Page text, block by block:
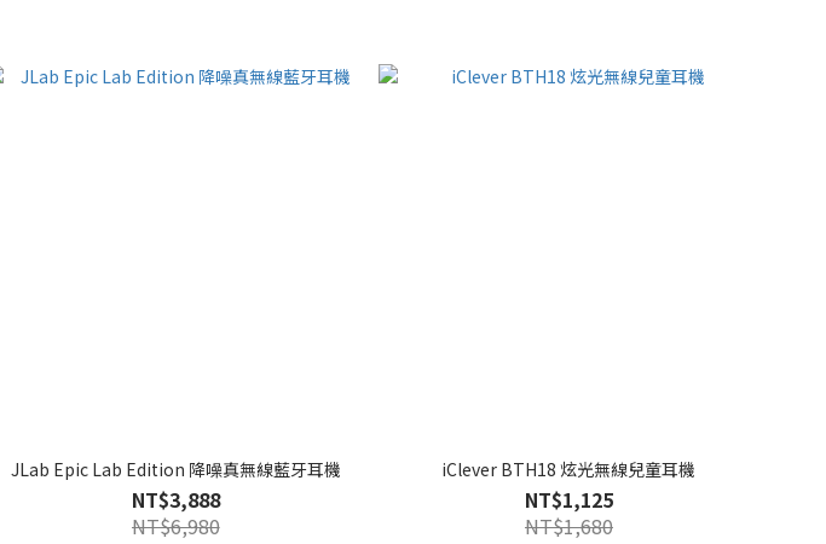
JLab Epic Lab Edition 降噪真無線藍牙耳機
NT$3,888
NT$6,980
iClever BTH18 炫光無線兒童耳機
NT$1,125
NT$1,680